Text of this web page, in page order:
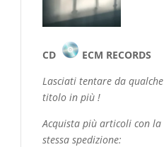
CD
ECM RECORDS
Lasciati tentare da qualche
titolo in più !
Acquista più articoli con la
stessa spedizione: